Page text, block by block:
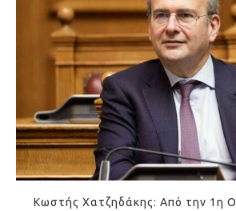
Κωστής Χατζηδάκης: Από την 1η